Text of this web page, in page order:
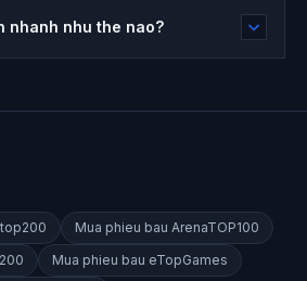
nhanh nhu the nao?
Mua phieu bau ArenaTOP100
Mua phieu bau eTopGames